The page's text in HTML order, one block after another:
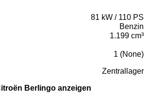
81 kW / 110 PS
Benzin
1.199 cm³
1 (None)
Zentrallager
Berlingo anzeigen